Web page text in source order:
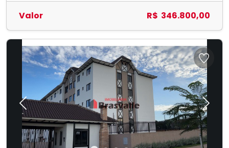
Valor R$ 346.800,00
Previous Next